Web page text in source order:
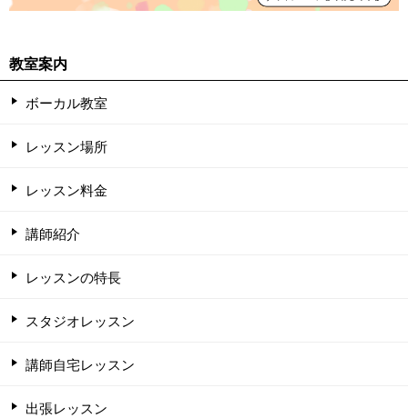
教室案内
ボーカル教室
レッスン場所
レッスン料金
講師紹介
レッスンの特長
スタジオレッスン
講師自宅レッスン
出張レッスン